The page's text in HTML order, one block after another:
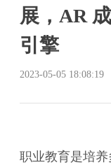
展，AR
引擎
2023-05-05 18:08:19
职业教育是培